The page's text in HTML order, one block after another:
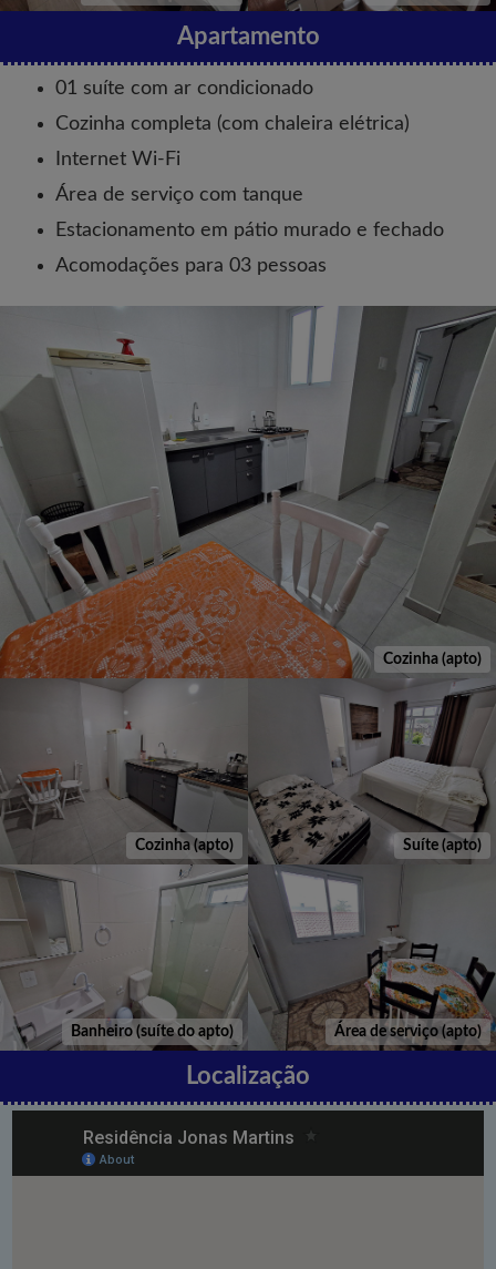
Apartamento
01 suíte com ar condicionado
Cozinha completa (com chaleira elétrica)
Internet Wi-Fi
Área de serviço com tanque
Estacionamento em pátio murado e fechado
Acomodações para 03 pessoas
Cozinha (apto)
Cozinha (apto) Suíte (apto)
Banheiro (suíte do apto) Área de serviço (apto)
Localização